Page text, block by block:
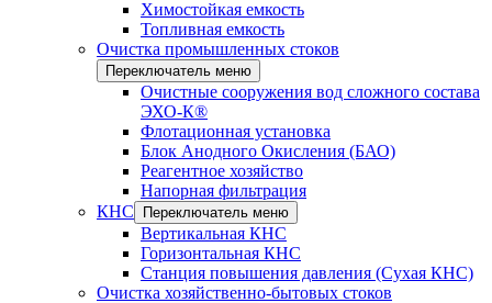
Химостойкая емкость
Топливная емкость
Очистка промышленных стоков
Переключатель меню
Очистные сооружения вод сложного состава
ЭХО-К®
Флотационная установка
Блок Анодного Окисления (БАО)
Реагентное хозяйство
Напорная фильтрация
КНС
Переключатель меню
Вертикальная КНС
Горизонтальная КНС
Станция повышения давления (Сухая КНС)
Очистка хозяйственно-бытовых стоков